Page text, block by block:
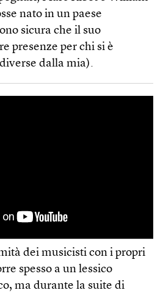
nato in un paese
sicura che il suo
presenze per chi si è
dalla mia).
dei musicisti con i propri
spesso a un lessico
ma durante la suite di